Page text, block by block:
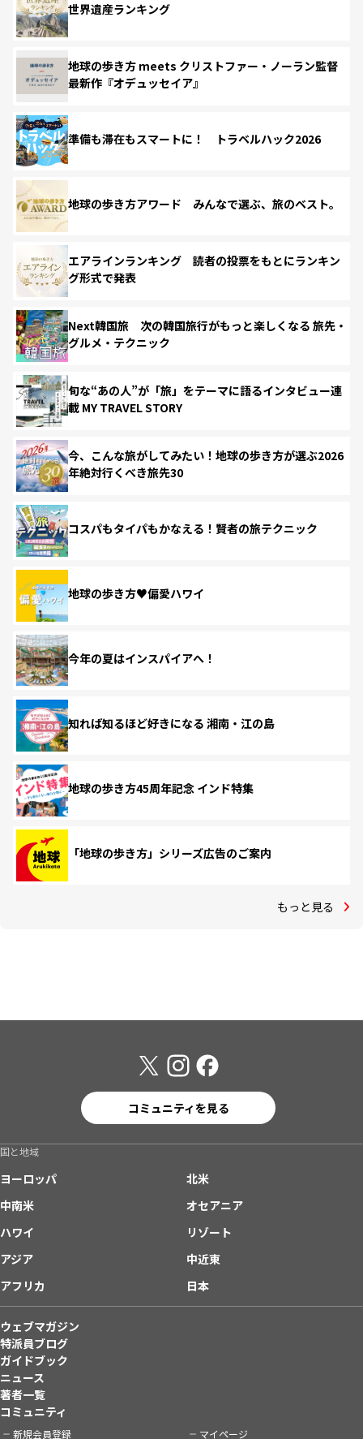
世界遺産ランキング
地球の歩き方 meets クリストファー・ノーラン監督
最新作『オデュッセイア』
準備も滞在もスマートに！ トラベルハック2026
地球の歩き方アワード みんなで選ぶ、旅のベスト。
エアラインランキング 読者の投票をもとにランキン
グ形式で発表
Next韓国旅 次の韓国旅行がもっと楽しくなる 旅先・
グルメ・テクニック
旬な“あの人”が「旅」をテーマに語るインタビュー連
載 MY TRAVEL STORY
今、こんな旅がしてみたい！地球の歩き方が選ぶ2026
年絶対行くべき旅先30
コスパもタイパもかなえる！賢者の旅テクニック
地球の歩き方♥偏愛ハワイ
今年の夏はインスパイアへ！
知れば知るほど好きになる 湘南・江の島
地球の歩き方45周年記念 インド特集
「地球の歩き方」シリーズ広告のご案内
もっと見る
コミュニティを見る
国と地域
ヨーロッパ
北米
中南米
オセアニア
ハワイ
リゾート
アジア
中近東
アフリカ
日本
ウェブマガジン
特派員ブログ
ガイドブック
ニュース
著者一覧
コミュニティ
新規会員登録 マイページ